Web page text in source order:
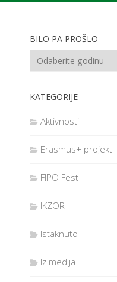
BILO PA PROŠLO
KATEGORIJE
Aktivnosti
Erasmus+ projekt
FIPO Fest
IKZOR
Istaknuto
Iz medija